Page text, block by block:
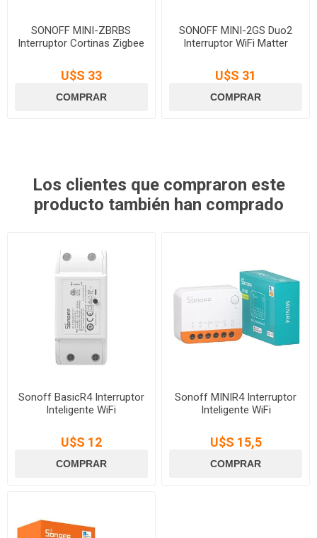
SONOFF MINI-ZBRBS
Interruptor Cortinas Zigbee
U$S 33
SONOFF MINI-2GS Duo2
Interruptor WiFi Matter
U$S 31
Los clientes que compraron este
producto también han comprado
Sonoff BasicR4 Interruptor
Inteligente WiFi
U$S 12
Sonoff MINIR4 Interruptor
Inteligente WiFi
U$S 15,5